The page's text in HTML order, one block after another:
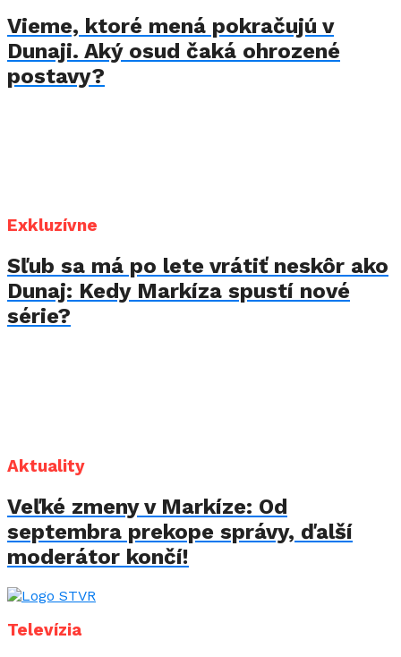
Vieme, ktoré mená pokračujú v
Dunaji. Aký osud čaká ohrozené
postavy?
Exkluzívne
Sľub sa má po lete vrátiť neskôr ako
Dunaj: Kedy Markíza spustí nové
série?
Aktuality
Veľké zmeny v Markíze: Od
septembra prekope správy, ďalší
moderátor končí!
Televízia